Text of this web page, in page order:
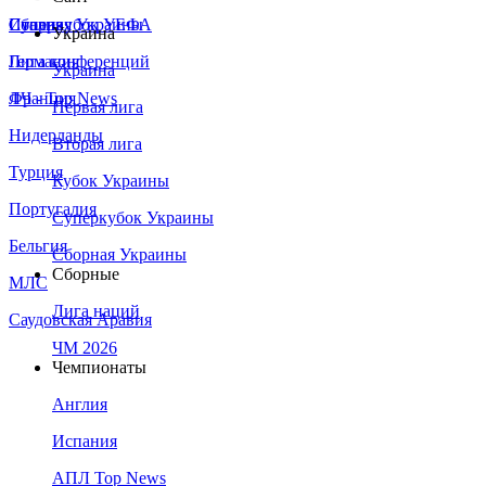
Сборная Украины
Италия
Германия
Франция
Нидерланды
Турция
Португалия
Бельгия
МЛС
Саудовская Аравия
Суперкубок УЕФА
Лига конференций
ЛЧ - Top News
Украина
Украина
Первая лига
Вторая лига
Кубок Украины
Суперкубок Украины
Сборная Украины
Сборные
Лига наций
ЧМ 2026
Чемпионаты
Англия
Испания
АПЛ Top News